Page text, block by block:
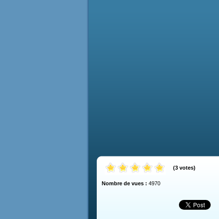
(3 votes)
Nombre de vues : 4970